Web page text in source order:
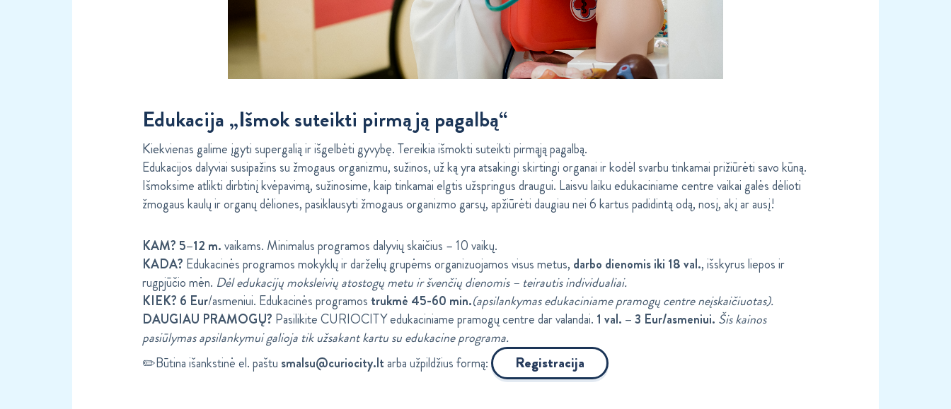
Edukacija „Išmok suteikti pirmąją pagalbą“
Kiekvienas galime įgyti supergalią ir išgelbėti gyvybę. Tereikia išmokti suteikti pirmąją pagalbą.
Edukacijos dalyviai susipažins su žmogaus organizmu, sužinos, už ką yra atsakingi skirtingi organai ir kodėl svarbu tinkamai prižiūrėti savo kūną.
Išmoksime atlikti dirbtinį kvėpavimą, sužinosime, kaip tinkamai elgtis užspringus draugui. Laisvu laiku edukaciniame centre vaikai galės dėlioti
žmogaus kaulų ir organų dėliones, pasiklausyti žmogaus organizmo garsų, apžiūrėti daugiau nei 6 kartus padidintą odą, nosį, akį ar ausį!
KAM? 5–12 m.vaikams. Minimalus programos dalyvių skaičius – 10 vaikų.
KADA? Edukacinės programos mokyklų ir darželių grupėms organizuojamos visus metus, darbo dienomis iki 18 val., išskyrus liepos ir
rugpjūčio mėn. Dėl edukacijų moksleivių atostogų metu ir švenčių dienomis – teirautis individualiai.
KIEK? 6 Eur/asmeniui. Edukacinės programos trukmė 45-60 min.(apsilankymas edukaciniame pramogų centre neįskaičiuotas).
DAUGIAU PRAMOGŲ? Pasilikite CURIOCITY edukaciniame pramogų centre dar valandai. 1 val. – 3 Eur/asmeniui. Šis kainos
pasiūlymas apsilankymui galioja tik užsakant kartu su edukacine programa.
✏️Būtina išankstinė el. paštu smalsu@curiocity.ltarba užpildžius formą: Registracija